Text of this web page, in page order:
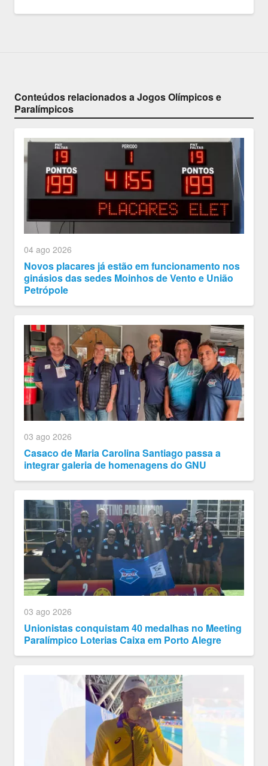
Conteúdos relacionados a Jogos Olímpicos e
Paralímpicos
04 ago 2026
Novos placares já estão em funcionamento nos
ginásios das sedes Moinhos de Vento e União
Petrópole
03 ago 2026
Casaco de Maria Carolina Santiago passa a
integrar galeria de homenagens do GNU
03 ago 2026
Unionistas conquistam 40 medalhas no Meeting
Paralímpico Loterias Caixa em Porto Alegre